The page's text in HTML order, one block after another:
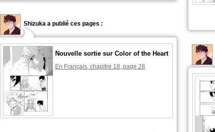
Shizuka a publié ces pages :
Nouvelle sortie sur Color of the Heart
En Français, chapitre 18, page 28